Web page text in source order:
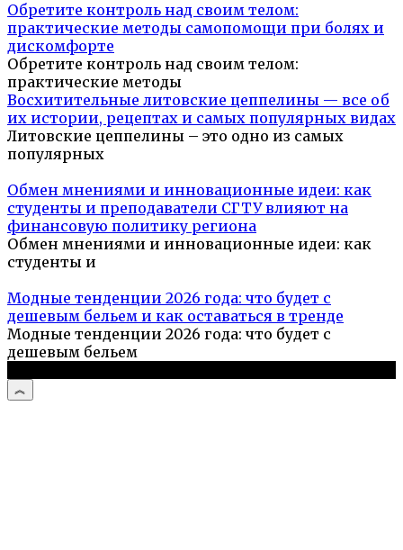
Обретите контроль над своим телом:
практические методы самопомощи при болях и
дискомфорте
Обретите контроль над своим телом:
практические методы
Восхитительные литовские цеппелины — все об
их истории, рецептах и самых популярных видах
Литовские цеппелины – это одно из самых
популярных
Обмен мнениями и инновационные идеи: как
студенты и преподаватели СГТУ влияют на
финансовую политику региона
Обмен мнениями и инновационные идеи: как
студенты и
Модные тенденции 2026 года: что будет с
дешевым бельем и как оставаться в тренде
Модные тенденции 2026 года: что будет с
дешевым бельем